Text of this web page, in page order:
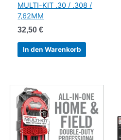
MULTI-KIT .30 / .308 /
7,62MM
32,50€
In den Warenkorb